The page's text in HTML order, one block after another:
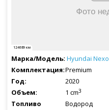
124689 км
Hyundai Nexo
Premium
2020
1 cm3
Водород